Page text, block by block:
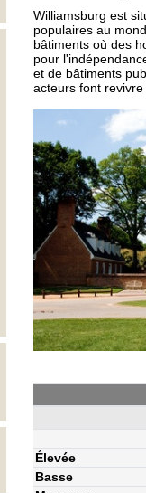
Williamsburg est
populaires au
bâtiments où des
pour
et de bâtiments
acteurs font
Élevée
Basse